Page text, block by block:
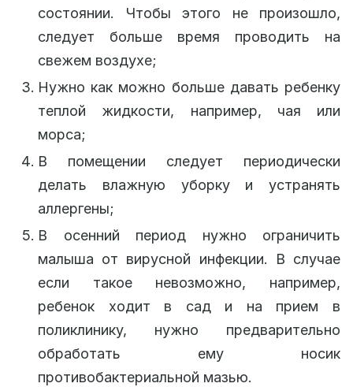
состоянии. Чтобы этого не произошло,
следует больше время проводить на
свежем воздухе;
Нужно как можно больше давать ребенку
теплой жидкости, например, чая или
морса;
В помещении следует периодически
делать влажную уборку и устранять
аллергены;
В осенний период нужно ограничить
малыша от вирусной инфекции. В случае
если такое невозможно, например,
ребенок ходит в сад и на прием в
поликлинику, нужно предварительно
обработать ему носик
противобактериальной мазью.